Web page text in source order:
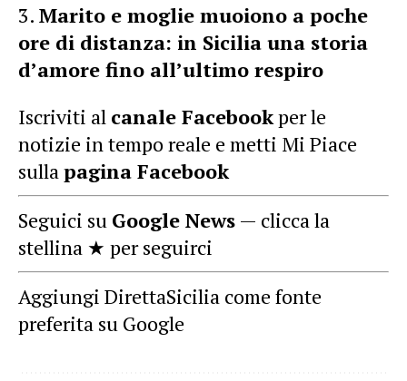
Marito e moglie muoiono a poche
ore di distanza: in Sicilia una storia
d’amore fino all’ultimo respiro
Iscriviti al canale Facebookper le
notizie in tempo reale e metti Mi Piace
sullapagina Facebook
Seguici su Google News — clicca la
stellina ★ per seguirci
Aggiungi DirettaSicilia come fonte
preferita su Google